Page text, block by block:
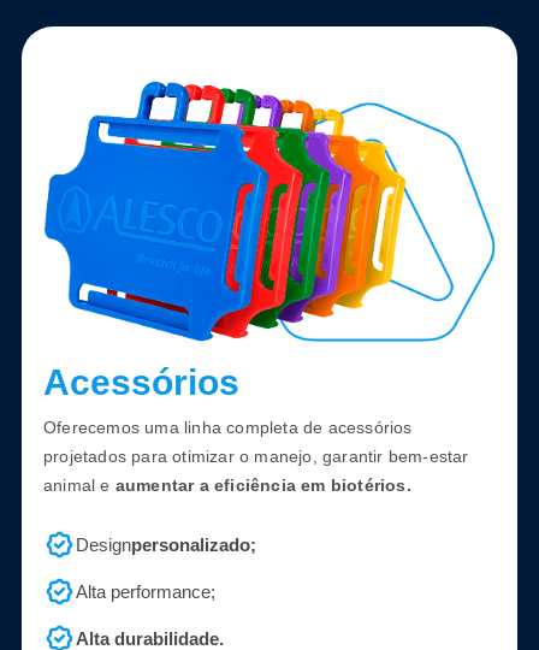
Acessórios
Oferecemos uma linha completa de acessórios
projetados para otimizar o manejo, garantir bem-estar
animal e aumentar a eficiência em biotérios.
Designpersonalizado;
Alta performance;
Alta durabilidade.